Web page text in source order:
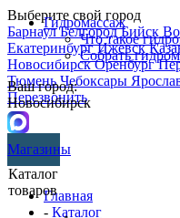
Выберите свой город
БарнаулБелгородБийск
ЕкатеринбургИжевск
НовосибирскОренбург
ТюменьЧебоксары
Перезвонить
Гидромассаж
Что такое
Собрать
Ваш город:
Новосибирск
Магазины
Каталог
товаровГлавная
- Каталог